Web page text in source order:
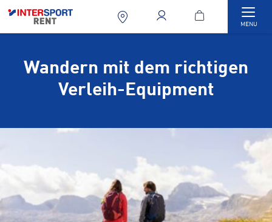
MENU
Wandern mit dem richtigen
Verleih-Equipment